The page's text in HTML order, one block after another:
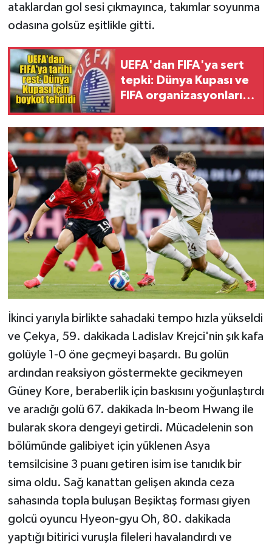
ataklardan gol sesi çıkmayınca, takımlar soyunma
odasına golsüz eşitlikle gitti.
UEFA'dan FIFA'ya sert
tepki: Dünya Kupası ve
FIFA organizasyonları
İkinci yarıyla birlikte sahadaki tempo hızla yükseldi
ve Çekya, 59. dakikada Ladislav Krejci'nin şık kafa
golüyle 1-0 öne geçmeyi başardı. Bu golün
ardından reaksiyon göstermekte gecikmeyen
Güney Kore, beraberlik için baskısını yoğunlaştırdı
ve aradığı golü 67. dakikada In-beom Hwang ile
bularak skora dengeyi getirdi. Mücadelenin son
bölümünde galibiyet için yüklenen Asya
temsilcisine 3 puanı getiren isim ise tanıdık bir
sima oldu. Sağ kanattan gelişen akında ceza
sahasında topla buluşan Beşiktaş forması giyen
golcü oyuncu Hyeon-gyu Oh, 80. dakikada
yaptığı bitirici vuruşla fileleri havalandırdı ve